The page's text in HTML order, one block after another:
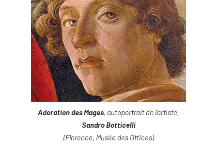
Adoration des Mages, autoportrait de l’artiste,
Sandro Botticelli
(Florence, Musée des Offices)